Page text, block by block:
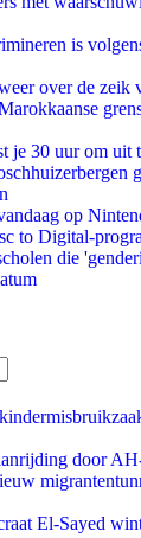
is
over de zeik
je 30 uur om uit
op
to Digital-
die
door
El-Sayed